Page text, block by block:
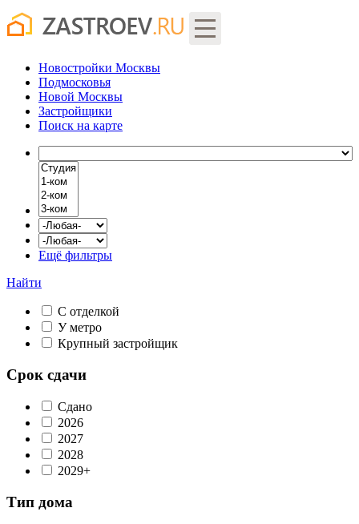
Новостройки Москвы
Подмосковья
Новой Москвы
Застройщики
Поиск на карте
Ещё фильтры
Найти
С отделкой
У метро
Крупный застройщик
Срок сдачи
Сдано
2026
2027
2028
2029+
Тип дома